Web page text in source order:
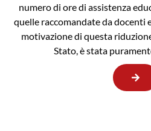
numero di ore di assistenza
quelle raccomandate da docenti
motivazione di questa
Stato, è stata